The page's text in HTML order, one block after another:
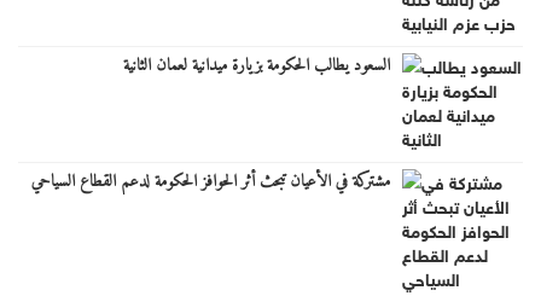
السعود يطالب الحكومة بزيارة ميدانية لعمان الثانية
مشتركة في الأعيان تبحث أثر الحوافز الحكومة لدعم القطاع السياحي